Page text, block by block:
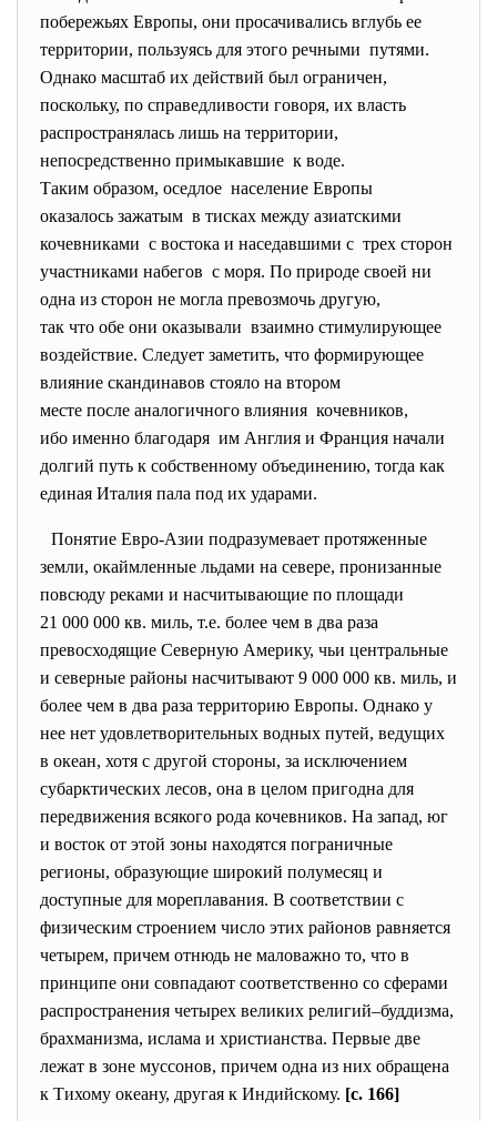
побережьях Европы, они просачивались вглубь ее
территории, пользуясь для этого речными путями.
Однако масштаб их действий был ограничен,
поскольку, по справедливости говоря, их власть
распространялась лишь на территории,
непосредственно примыкавшие к воде.
Таким образом, оседлое население Европы
оказалось зажатым в тисках между азиатскими
кочевниками с востока и наседавшими с трех сторон
участниками набегов с моря. По природе своей ни
одна из сторон не могла превозмочь другую,
так что обе они оказывали взаимно стимулирующее
воздействие. Следует заметить, что формирующее
влияние скандинавов стояло на втором
месте после аналогичного влияния кочевников,
ибо именно благодаря им Англия и Франция начали
долгий путь к собственному объединению, тогда как
единая Италия пала под их ударами.
Понятие Евро-Азии подразумевает протяженные
земли, окаймленные льдами на севере, пронизанные
повсюду реками и насчитывающие по площади
21 000 000 кв. миль, т.е. более чем в два раза
превосходящие Северную Америку, чьи центральные
и северные районы насчитывают 9 000 000 кв. миль, и
более чем в два раза территорию Европы. Однако у
нее нет удовлетворительных водных путей, ведущих
в океан, хотя с другой стороны, за исключением
субарктических лесов, она в целом пригодна для
передвижения всякого рода кочевников. На запад, юг
и восток от этой зоны находятся пограничные
регионы, образующие широкий полумесяц и
доступные для мореплавания. В соответствии с
физическим строением число этих районов равняется
четырем, причем отнюдь не маловажно то, что в
принципе они совпадают соответственно со сферами
распространения четырех великих религий–буддизма,
брахманизма, ислама и христианства. Первые две
лежат в зоне муссонов, причем одна из них обращена
к Тихому океану, другая к Индийскому. [c. 166]